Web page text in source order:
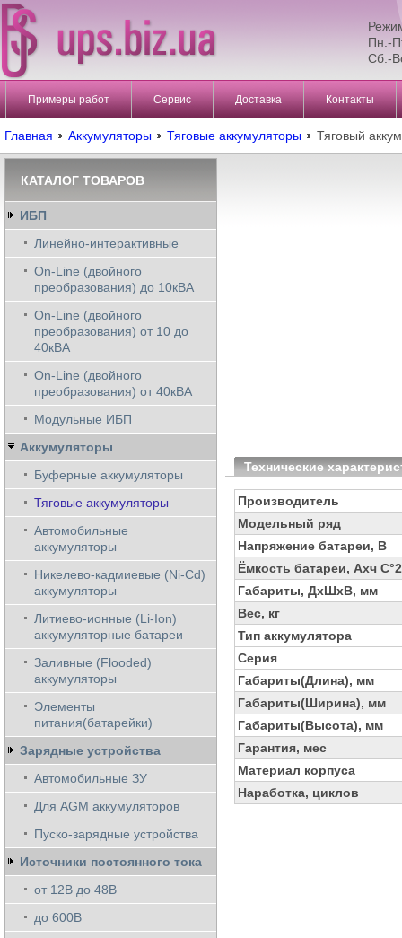
Пн.-
Сб.-
Примеры работ Сервис Доставка Контакты
Главная Аккумуляторы Тяговые аккумуляторы Тяговый
Технические
Производитель
Модельный ряд
Напряжение батареи, В
Ёмкость батареи, Ахч
Габариты, ДхШхВ, мм
Вес, кг
Тип аккумулятора
Серия
Габариты(Длина), мм
Габариты(Ширина), мм
Габариты(Высота), мм
Гарантия, мес
Материал корпуса
Наработка, циклов
КАТАЛОГ ТОВАРОВ
ИБП
Линейно-интерактивные
On-Line (двойного
преобразования) до 10кВА
On-Line (двойного
преобразования) от 10 до
40кВА
On-Line (двойного
преобразования) от 40кВА
Модульные ИБП
Аккумуляторы
Буферные аккумуляторы
Тяговые аккумуляторы
Автомобильные
аккумуляторы
Никелево-кадмиевые (Ni-Cd)
аккумуляторы
Литиево-ионные (Li-Ion)
аккумуляторные батареи
Заливные (Flooded)
аккумуляторы
Элементы
питания(батарейки)
Зарядные устройства
Автомобильные ЗУ
Для AGM аккумуляторов
Пуско-зарядные устройства
Источники постоянного тока
от 12В до 48В
до 600В